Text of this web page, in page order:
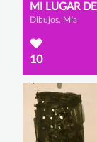
MI LUGAR
Dibujos, Mía
10